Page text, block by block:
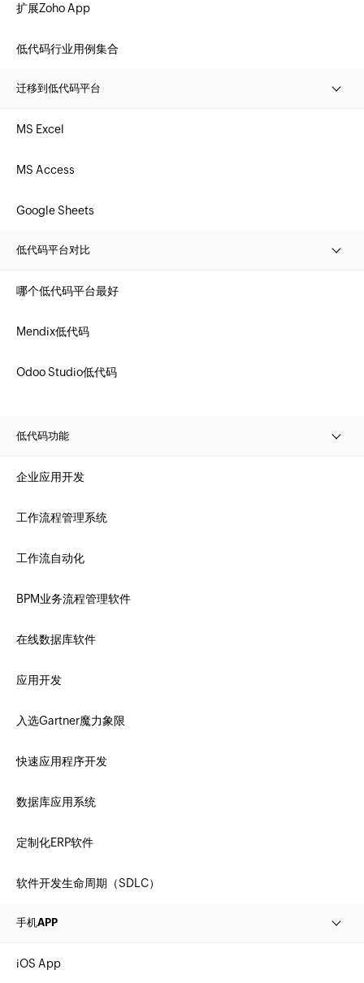
扩展Zoho App
低代码行业用例集合
迁移到低代码平台
MS Excel
MS Access
Google Sheets
低代码平台对比
哪个低代码平台最好
Mendix低代码
Odoo Studio低代码
低代码功能
企业应用开发
工作流程管理系统
工作流自动化
BPM业务流程管理软件
在线数据库软件
应用开发
入选Gartner魔力象限
快速应用程序开发
数据库应用系统
定制化ERP软件
软件开发生命周期（SDLC）
手机APP
iOS App